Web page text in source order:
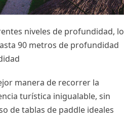
niveles de profundidad, lo
90 metros de profundidad
manera de recorrer la
turística inigualable, sin
de tablas de paddle ideales